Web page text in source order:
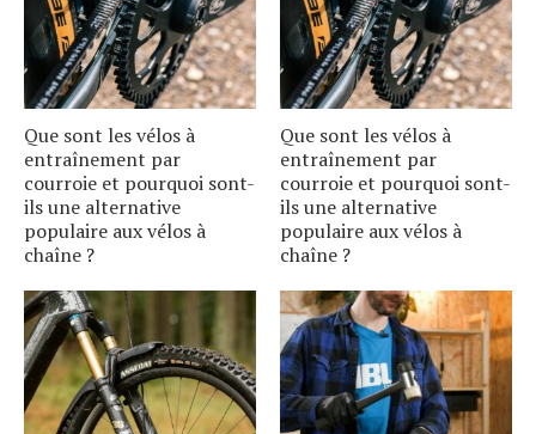
Que sont les vélos à
entraînement par
courroie et pourquoi sont-
ils une alternative
populaire aux vélos à
chaîne ?
Que sont les vélos à
entraînement par
courroie et pourquoi sont-
ils une alternative
populaire aux vélos à
chaîne ?